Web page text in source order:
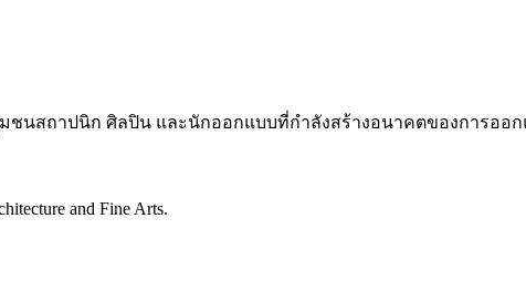
นสถาปนิก ศิลปิน และนักออกแบบที่กำลังสร้างอนาคตของการออก
and Fine Arts.